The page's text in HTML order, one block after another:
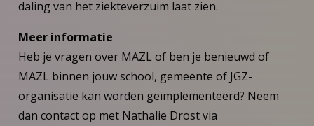
daling van het ziekteverzuim laat zien.
Meer informatie
Heb je vragen over MAZL of ben je benieuwd of
MAZL binnen jouw school, gemeente of JGZ-
organisatie kan worden geïmplementeerd? Neem
dan contact op met Nathalie Drost via